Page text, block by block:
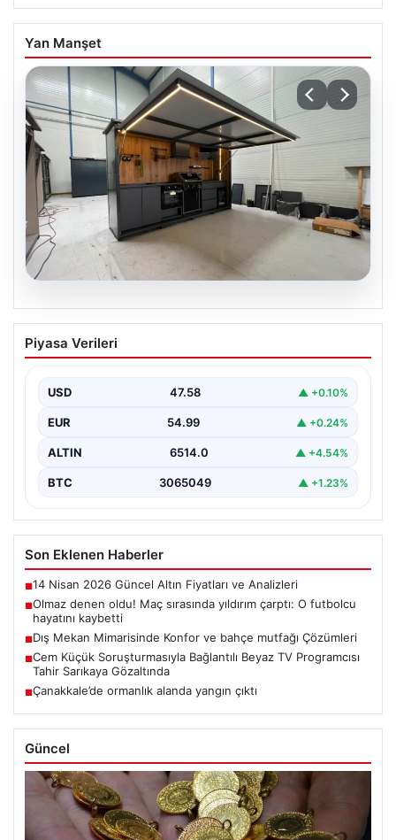
Yan Manşet
04.08.2026
Dış Mekan Mimarisinde Konfor ve
bahçe mutfağı Çözümleri
köşelerinden biri gelmiştir. Yeşille bütünleşik…
Piyasa Verileri
USD 47.58 ▲ +0.10%
EUR 54.99 ▲ +0.24%
ALTIN 6514.0 ▲ +4.54%
BTC 3065049 ▲ +1.23%
Son Eklenen Haberler
■14 Nisan 2026 Güncel Altın Fiyatları ve Analizleri
■Olmaz denen oldu! Maç sırasında yıldırım çarptı: O futbolcu
hayatını kaybetti
■Dış Mekan Mimarisinde Konfor ve bahçe mutfağı Çözümleri
■Cem Küçük Soruşturmasıyla Bağlantılı Beyaz TV Programcısı
Tahir Sarıkaya Gözaltında
■Çanakkale’de ormanlık alanda yangın çıktı
Güncel